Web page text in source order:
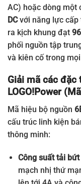
AC) hoặc dòng một
DCvới năng lực cấp
ra kịch khung đạt
phối nguồn tập
và kiên cố trong
Giải mã các
LOGO!Power
Mã hiệu bộ nguồn
cấu trúc linh kiện
thông minh:
Công suất tải
mạch nhị thứ